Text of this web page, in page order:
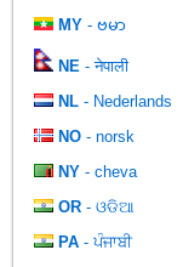
MY - ဗမာ
NE - नेपाली
NL - Nederlands
NO - norsk
NY - cheva
OR - ଓଡିଆ
PA - ਪੰਜਾਬੀ